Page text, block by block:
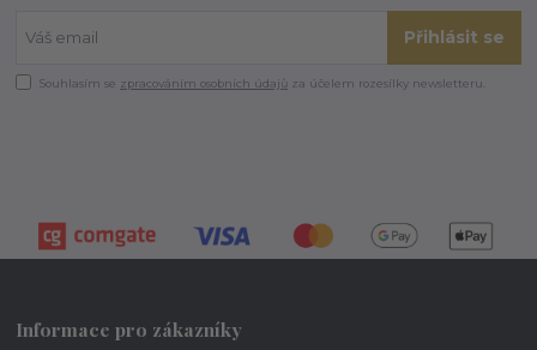
Přihlásit se
Souhlasím se zpracováním osobních údajů za účelem rozesílky newsletteru.
Informace pro zákazníky